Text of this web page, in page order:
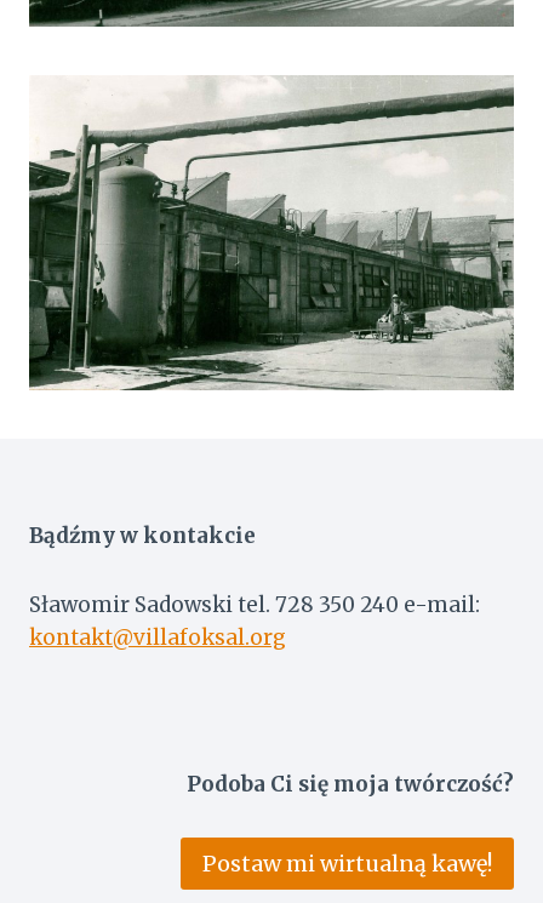
Bądźmy w kontakcie
Sławomir Sadowski tel. 728 350 240 e-mail:
kontakt@villafoksal.org
Podoba Ci się moja twórczość?
Postaw mi wirtualną kawę!